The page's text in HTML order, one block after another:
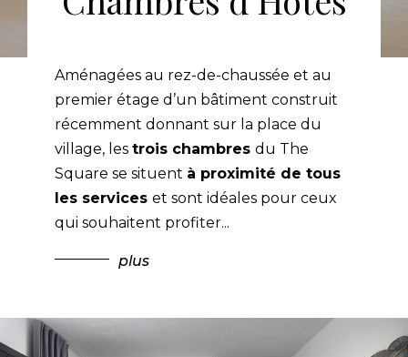
Aménagées au rez-de-chaussée et au
premier étage d’un bâtiment construit
récemment donnant sur la place du
village, les trois chambres du The
Square se situent à proximité de tous
les services et sont idéales pour ceux
qui souhaitent profiter...
plus